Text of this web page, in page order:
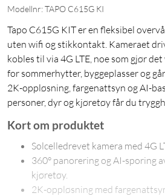
Modellnr: TAPO C615G KI
Tapo C615G KIT er en fleksibel
uten wifi og stikkontakt. Kameraet
kobles til via 4G LTE, noe som gjør
for sommerhytter, byggeplasser og
2K-oppløsning, fargenattsyn og AI-
personer, dyr og kjøretøy får du
Kort om produktet
Solcelledrevet kamera med 4G
360° panorering og AI-sporing
kjøretøy.
2K-oppløsning med